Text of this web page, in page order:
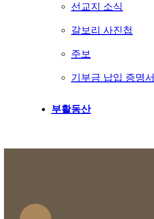
선교지 소식
갈보리 사진첩
주보
기부금 납입 증명서
부활동산